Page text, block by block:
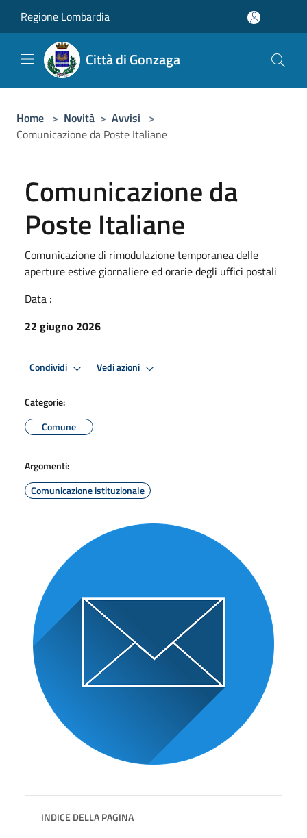
Regione Lombardia
Città di Gonzaga
Home > Novità > Avvisi >
Comunicazione da Poste Italiane
Comunicazione da
Poste Italiane
Comunicazione di rimodulazione temporanea delle
aperture estive giornaliere ed orarie degli uffici postali
Data :
22 giugno 2026
Condividi Vedi azioni
Categorie:
Comune
Argomenti:
Comunicazione istituzionale
INDICE DELLA PAGINA